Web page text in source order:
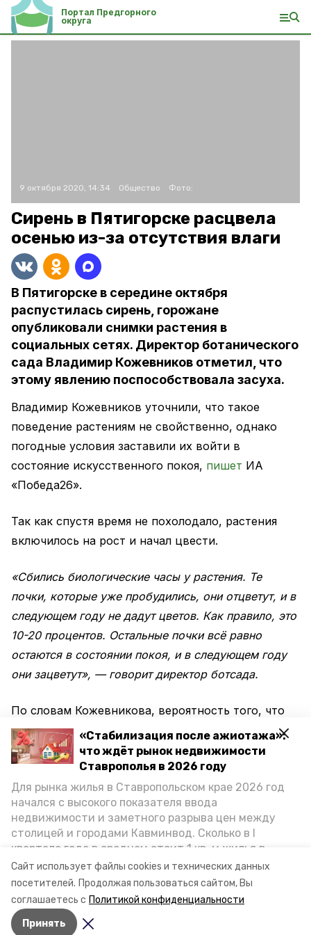
Сайт использует файлы cookies и технических данных
посетителей. Продолжая пользоваться сайтом, Вы
соглашаетесь с Политикой конфиденциальности
Принять
«Стабилизация после ажиотажа»:
что ждёт рынок недвижимости
Ставрополья в 2026 году
Для рынка жилья в Ставропольском крае 2026 год
начался с высокого показателя ввода
недвижимости и заметного разрыва цен между
столицей и городами Кавминвод. Сколько в I
квартале года в среднем стоит 1 кв. м жилья в
городах и округах региона, как изменился спрос на
первичку и вторичку, какова себестоимость
стройки собственного жилья в этом году и какие
прогнозы о стоимости квадратных метров дают
эксперты, выясняла корреспондент «Победы26».
Портал Предгорного
округа
9 октября 2020, 14:34 Общество Фото:
Сирень в Пятигорске расцвела
осенью из-за отсутствия влаги
В Пятигорске в середине октября
распустилась сирень, горожане
опубликовали снимки растения в
социальных сетях. Директор ботанического
сада Владимир Кожевников отметил, что
этому явлению поспособствовала засуха.
Владимир Кожевников уточнили, что такое
поведение растениям не свойственно, однако
погодные условия заставили их войти в
состояние искусственного покоя, пишет ИА
«Победа26».
Так как спустя время не похолодало, растения
включилось на рост и начал цвести.
«Сбились биологические часы у растения. Те
почки, которые уже пробудились, они отцветут, и в
следующем году не дадут цветов. Как правило, это
10-20 процентов. Остальные почки всё равно
остаются в состоянии покоя, и в следующем году
они зацветут», — говорит директор ботсада.
По словам Кожевникова, вероятность того, что
растение погибнет, довольно мала. Однако
холодная зима может этому поспособствовать
«Если же будет минус 20-25, то есть вероятность,
что растение погибнет, так как оно из кроны
израсходовало часть питательных веществ.
Концентрация клеточного сока уменьшилась, а
значит, и морозостойкость этого растения
снизилась», — сообщил эксперт.
Авторы: Светлана Наздрачёва